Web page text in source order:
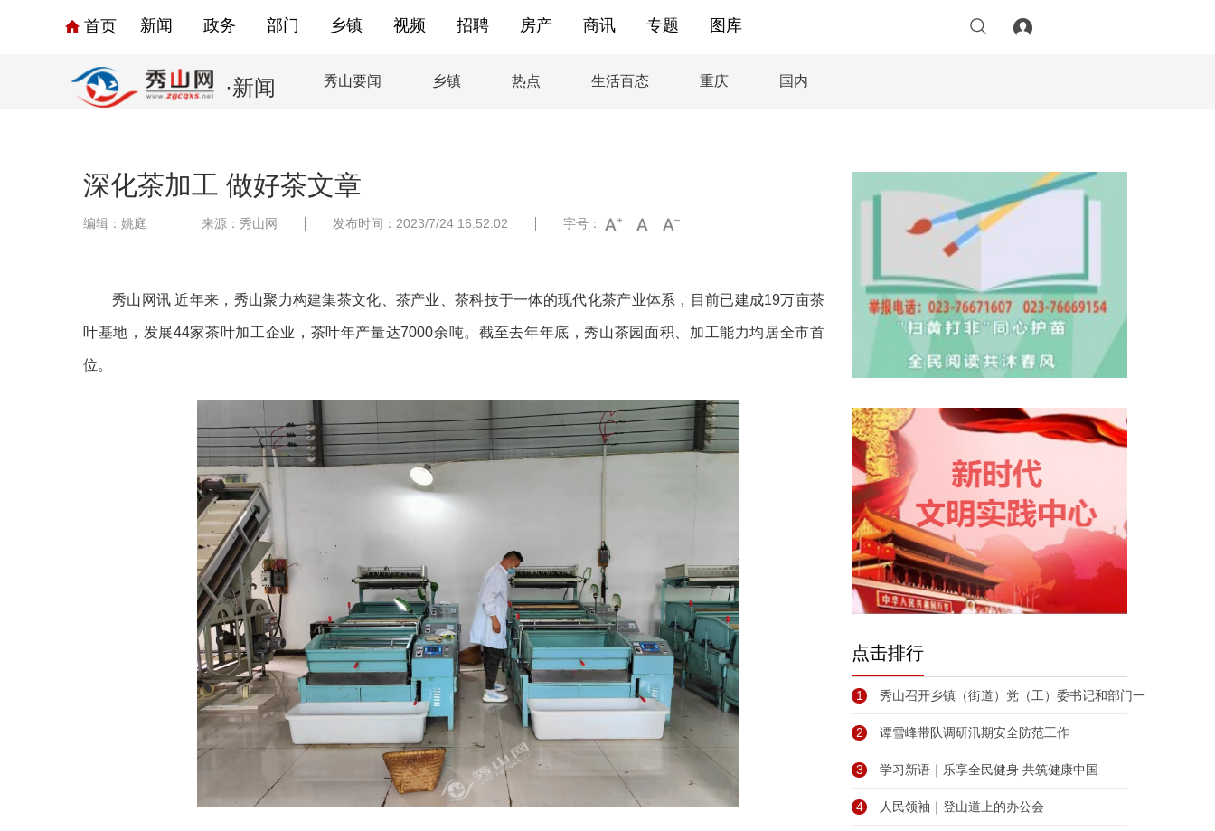
首页 新闻 政务 部门 乡镇 视频 招聘 房产 商讯 专题 图库
·新闻 秀山要闻 乡镇 热点 生活百态 重庆 国内
深化茶加工 做好茶文章
编辑：姚庭 来源：秀山网 发布时间：2023/7/24 16:52:02 字号：
秀山网讯 近年来，秀山聚力构建集茶文化、茶产业、茶科技于一体的现代化茶产业体系，目前已建成19万亩茶
叶基地，发展44家茶叶加工企业，茶叶年产量达7000余吨。截至去年年底，秀山茶园面积、加工能力均居全市首
位。
点击排行
1 秀山召开乡镇（街道）党（工）委书记和部门一
2 谭雪峰带队调研汛期安全防范工作
3 学习新语｜乐享全民健身 共筑健康中国
4 人民领袖｜登山道上的办公会